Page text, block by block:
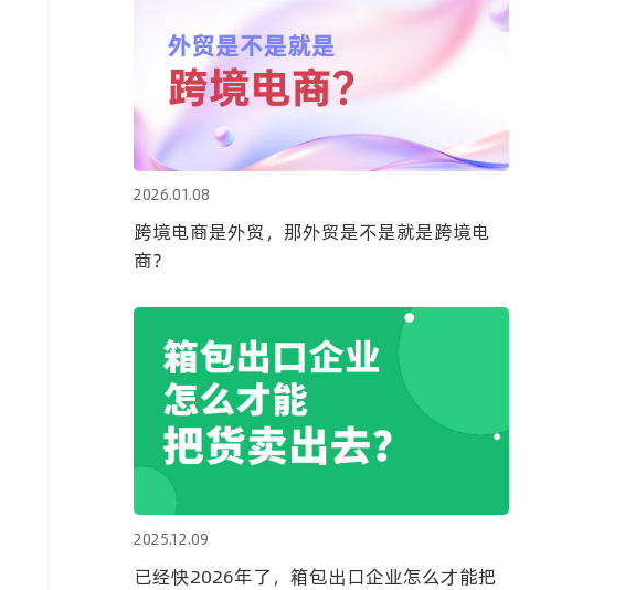
2026.01.08
跨境电商是外贸，那外贸是不是就是跨境电
商？
2025.12.09
已经快2026年了，箱包出口企业怎么才能把